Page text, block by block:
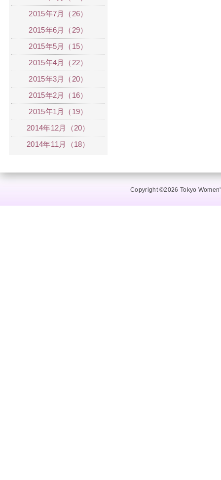
2015年7月（26）
2015年6月（29）
2015年5月（15）
2015年4月（22）
2015年3月（20）
2015年2月（16）
2015年1月（19）
2014年12月（20）
2014年11月（18）
Copyright ©2026 Tokyo